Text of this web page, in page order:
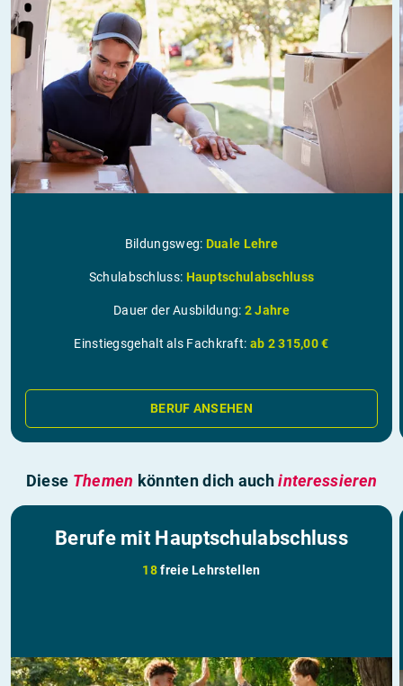
Bildungsweg: Duale Lehre
Schulabschluss: Hauptschulabschluss
Dauer der Ausbildung: 2 Jahre
Einstiegsgehalt als Fachkraft: ab 2 315,00 €
BERUF ANSEHEN
Diese Themen könnten dich auchinteressieren
Berufe mit Hauptschulabschluss
18freie Lehrstellen